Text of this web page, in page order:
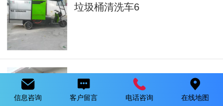
垃圾桶清洗车6
信息咨询 客户留言 电话咨询 在线地图